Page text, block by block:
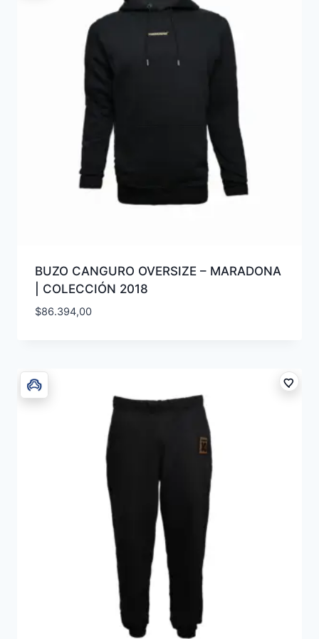
BUZO CANGURO OVERSIZE – MARADONA
| COLECCIÓN 2018
$86.394,00